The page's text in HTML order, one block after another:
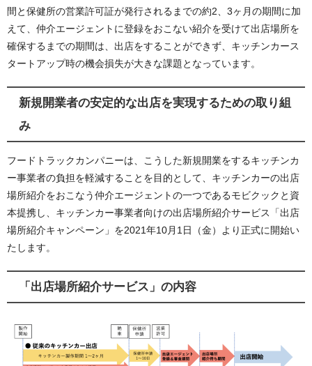
間と保健所の営業許可証が発行されるまでの約2、3ヶ月の期間に加
えて、仲介エージェントに登録をおこない紹介を受けて出店場所を
確保するまでの期間は、出店をすることができず、キッチンカース
タートアップ時の機会損失が大きな課題となっています。
新規開業者の安定的な出店を実現するための取り組
み
フードトラックカンパニーは、こうした新規開業をするキッチンカ
ー事業者の負担を軽減することを目的として、キッチンカーの出店
場所紹介をおこなう仲介エージェントの一つであるモビクックと資
本提携し、キッチンカー事業者向けの出店場所紹介サービス「出店
場所紹介キャンペーン」を2021年10月1日（金）より正式に開始い
たします。
「出店場所紹介サービス」の内容